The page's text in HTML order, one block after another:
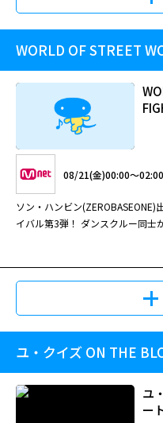
念すべき単独デビューショーの瞬
WORLD OF STREET
08/21(金)00:00～02:00
ソン・ハンビン
イバル第3弾！ ダンスクルー同士がトップの座を懸けて競い合う本作。 今
シーズンは韓国、日本、アメリ
やって来たダンスクルー6組が
た“BUMSUP”。 まさにオールス
の活躍を期待さ
RIEHATAがリーダーを務める
る若手実力派ダンサーやモモ
Gang” この2組が日本代表の座を懸
ZEROBASEONEのリーダー、ソ
日本にもその名を轟かせたJ.Y.
ユ・クイズ ON THE
ユ
ー